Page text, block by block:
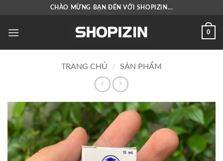
nội
CHÀO MỪNG BẠN ĐẾN VỚI SHOPIZIN...
0
TRANG CHỦ / SẢN PHẨM